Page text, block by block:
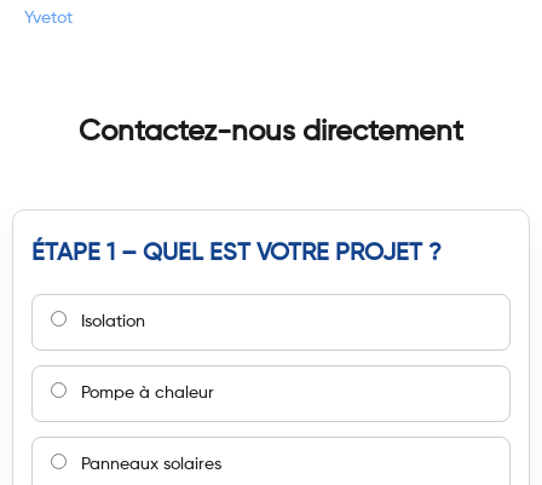
Yvetot
Contactez-nous directement
ÉTAPE 1 – QUEL EST VOTRE PROJET ?
Isolation
Pompe à chaleur
Panneaux solaires